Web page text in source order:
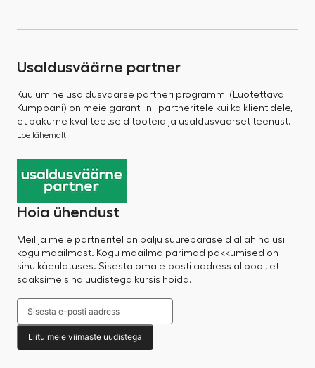
Usaldusväärne partner
Kuulumine usaldusväärse partneri programmi (Luotettava
Kumppani) on meie garantii nii partneritele kui ka klientidele,
et pakume kvaliteetseid tooteid ja usaldusväärset teenust.
Loe lähemalt
Hoia ühendust
Meil ja meie partneritel on palju suurepäraseid allahindlusi
kogu maailmast. Kogu maailma parimad pakkumised on
sinu käeulatuses. Sisesta oma e-posti aadress allpool, et
saaksime sind uudistega kursis hoida.
Liitu meie viimaste uudistega